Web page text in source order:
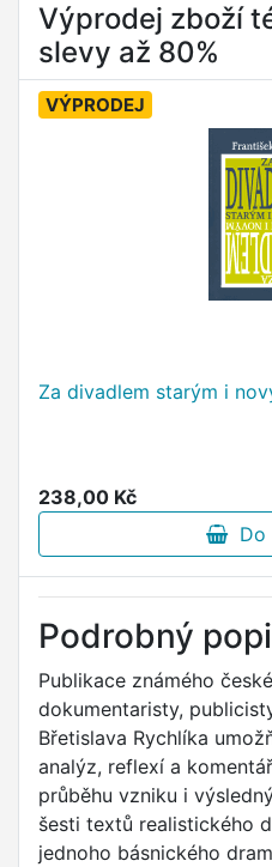
Výprodej zboží
slevy až 80%
VÝPRODEJ
Za divadlem starým i
238,00 Kč
Do
Podrobný
Publikace známého
dokumentaristy,
Břetislava Rychlíka
analýz, reflexí a
průběhu vzniku i
šesti textů realistického
jednoho básnického